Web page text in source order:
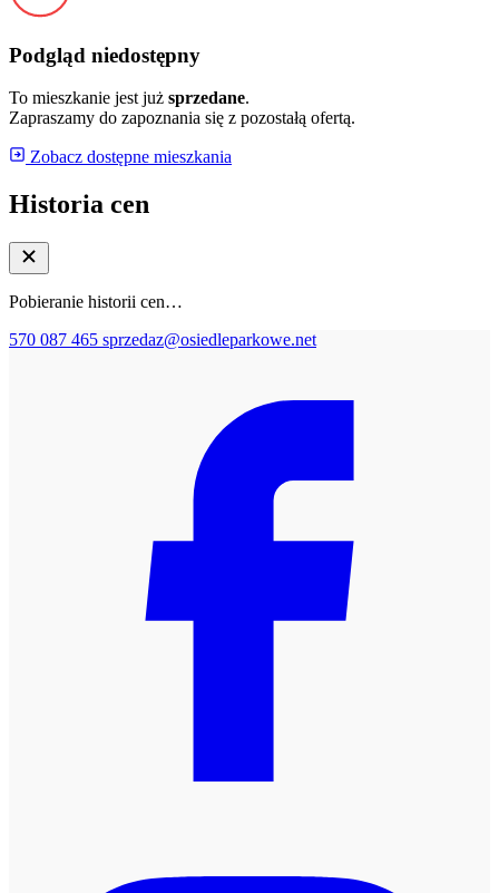
Podgląd niedostępny
To mieszkanie jest już sprzedane.
Zapraszamy do zapoznania się z pozostałą ofertą.
Zobacz dostępne mieszkania
Historia cen
Pobieranie historii cen…
570 087 465 sprzedaz@osiedleparkowe.net